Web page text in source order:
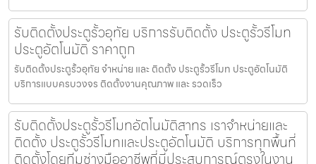
รับติดตั้งประตูรั้วอุทัย บริการรับติดตั้ง ประตูรั้วรีโมท
ประตูอัตโนมัติ ราคาถูก
รับติดตั้งประตูรั้วอุทัย จำหน่าย และ ติดตั้ง ประตูรั้วรีโมท ประตูอัตโนมัติ
บริการแบบครบวงจร ติดตั้งงานคุณภาพ และ รวดเร็ว
รับติดตั้งประตูรั้วรีโมทอัตโนมัติสาทร เราจำหน่ายและ
ติดตั้ง ประตูรั้วรีโมทและประตูอัตโนมัติ บริการทุกพื้นที่
ติดตั้งโดยทีมช่างมืออาชีพที่มีประสบการณ์ตรงในงาน